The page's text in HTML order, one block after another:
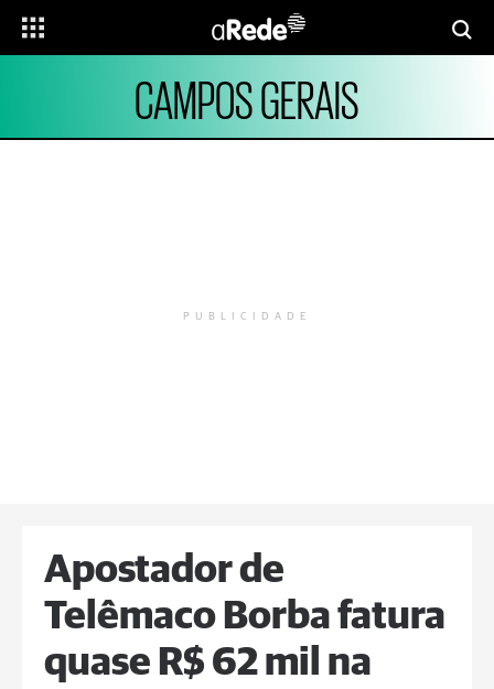
CAMPOS GERAIS
PUBLICIDADE
Apostador de
Telêmaco Borba fatura
quase R$ 62 mil na